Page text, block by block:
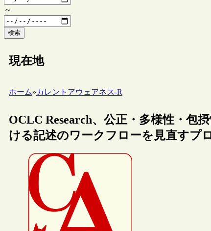
～
検索
現在地
ホーム»カレントアウェアネス-R
OCLC Research、公正・多様性・包
ける記述のワークフローを見直すプ